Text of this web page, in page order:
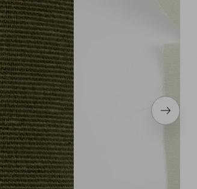
Volgend
item